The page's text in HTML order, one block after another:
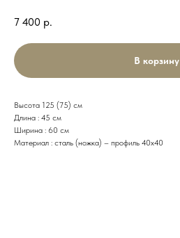
7 400 р.
В корзину
Высота 125 (75) см
Длина : 45 см
Ширина : 60 см
Материал : сталь (ножка) – профиль 40х40